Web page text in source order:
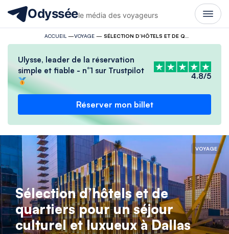
Odysséele média des voyageurs
ACCUEIL —VOYAGE—
Ulysse, leader de la réservation
simple et fiable - n°1 sur Trustpilot
4.8/5
Réserver mon billet
VOYAGE
Sélection d’hôtels et de
quartiers pour un séjour
culturel et luxueux à Dallas